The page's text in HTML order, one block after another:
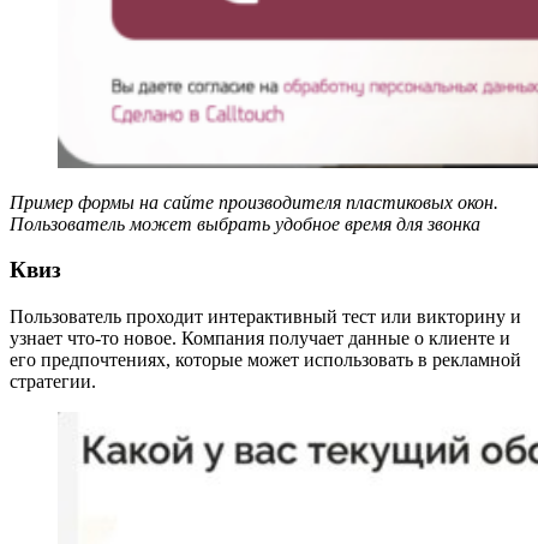
Пример формы на сайте производителя пластиковых окон.
Пользователь может выбрать удобное время для звонка
Квиз
Пользователь проходит интерактивный тест или викторину и
узнает что-то новое. Компания получает данные о клиенте и
его предпочтениях, которые может использовать в рекламной
стратегии.